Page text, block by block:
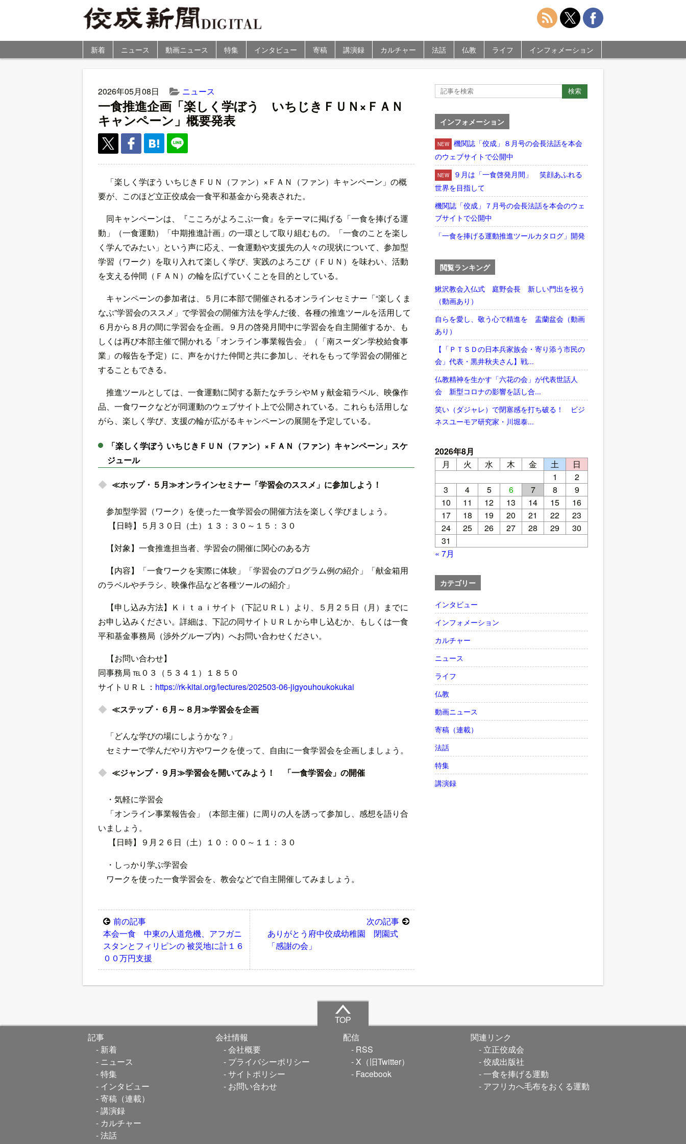
新着 ニュース 動画ニュース 特集 インタビュー 寄稿 講演録 カルチャー 法話 仏教 ライフ インフォメーション
2026年05月08日 ニュース
一食推進企画「楽しく学ぼう いちじきＦＵＮ×ＦＡＮ
キャンペーン」概要発表
「楽しく学ぼう いちじきＦＵＮ（ファン）×ＦＡＮ（ファン）キャンペーン」の概
要が、このほど立正佼成会一食平和基金から発表された。
同キャンペーンは、『こころがよろこぶ一食』をテーマに掲げる「一食を捧げる運
動」（一食運動）「中期推進計画」の一環として取り組むもの。「一食のことを楽し
く学んでみたい」という声に応え、一食運動や支援先の人々の現状について、参加型
学習（ワーク）を取り入れて楽しく学び、実践のよろこび（ＦＵＮ）を味わい、活動
を支える仲間（ＦＡＮ）の輪を広げていくことを目的としている。
キャンペーンの参加者は、５月に本部で開催されるオンラインセミナー「“楽しくま
なぶ”学習会のススメ」で学習会の開催方法を学んだ後、各種の推進ツールを活用して
６月から８月の間に学習会を企画。９月の啓発月間中に学習会を自主開催するか、も
しくは再び本部主催で開かれる「オンライン事業報告会」（「南スーダン学校給食事
業」の報告を予定）に、声をかけた仲間と共に参加し、それをもって学習会の開催と
することもできる。
推進ツールとしては、一食運動に関する新たなチラシやＭｙ献金箱ラベル、映像作
品、一食ワークなどが同運動のウェブサイト上で公開されている。これらも活用しな
がら、楽しく学び、支援の輪が広がるキャンペーンの展開を予定している。
「楽しく学ぼう いちじきＦＵＮ（ファン）×ＦＡＮ（ファン）キャンペーン」スケ
ジュール
≪ホップ・５月≫オンラインセミナー「学習会のススメ」に参加しよう！
参加型学習（ワーク）を使った一食学習会の開催方法を楽しく学びましょう。
【日時】５月３０日（土）１３：３０～１５：３０
【対象】一食推進担当者、学習会の開催に関心のある方
【内容】「一食ワークを実際に体験」「学習会のプログラム例の紹介」「献金箱用
のラベルやチラシ、映像作品など各種ツールの紹介」
【申し込み方法】Ｋｉｔａｉサイト（下記ＵＲＬ）より、５月２５日（月）までに
お申し込みください。詳細は、下記の同サイトＵＲＬから申し込むか、もしくは一食
平和基金事務局（渉外グループ内）へお問い合わせください。
【お問い合わせ】
同事務局 ℡０３（５３４１）１８５０
サイトＵＲＬ： https://rk-kitai.org/lectures/202503-06-jigyouhoukokukai
≪ステップ・６月～８月≫学習会を企画
「どんな学びの場にしようかな？」
セミナーで学んだやり方やワークを使って、自由に一食学習会を企画しましょう。
≪ジャンプ・９月≫学習会を開いてみよう！ 「一食学習会」の開催
・気軽に学習会
「オンライン事業報告会」（本部主催）に周りの人を誘って参加し、感想を語り合
いましょう。
【日時】９月２６日（土）１０：００～１１：３０
・しっかり学ぶ学習会
ワークを使った一食学習会を、教会などで自主開催してみましょう。
前の記事
本会一食 中東の人道危機、アフガニ
スタンとフィリピンの 被災地に計１６
００万円支援
次の記事
ありがとう府中佼成幼稚園 閉園式
「感謝の会」
インフォメーション
NEW
機関誌「佼成」８月号の会長法話を本会
のウェブサイトで公開中
NEW
９月は「一食啓発月間」 笑顔あふれる
世界を目指して
機関誌「佼成」７月号の会長法話を本会のウェ
ブサイトで公開中
「一食を捧げる運動推進ツールカタログ」開発
閲覧ランキング
鰍沢教会入仏式 庭野会長 新しい門出を祝う
（動画あり）
自らを愛し、敬う心で精進を 盂蘭盆会（動画
あり）
【「ＰＴＳＤの日本兵家族会・寄り添う市民の
会」代表・黒井秋夫さん】戦...
仏教精神を生かす「六花の会」が代表世話人
会 新型コロナの影響を話し合...
笑い（ダジャレ）で閉塞感を打ち破る！ ビジ
ネスユーモア研究家・川堀泰...
2026年8月
月
火 水 木 金 土
日
1
2
3
4 5 6 7 8
9
10
11 12 13 14 15
16
17
18 19 20 21 22
23
24
25 26 27 28 29
30
31
« 7月
カテゴリー
インタビュー
インフォメーション
カルチャー
ニュース
ライフ
仏教
動画ニュース
寄稿（連載）
法話
特集
講演録
TOP
記事
新着
ニュース
特集
インタビュー
寄稿（連載）
講演録
カルチャー
法話
会社情報
会社概要
プライバシーポリシー
サイトポリシー
お問い合わせ
配信
RSS
X（旧Twitter）
Facebook
関連リンク
立正佼成会
佼成出版社
一食を捧げる運動
アフリカへ毛布をおくる運動